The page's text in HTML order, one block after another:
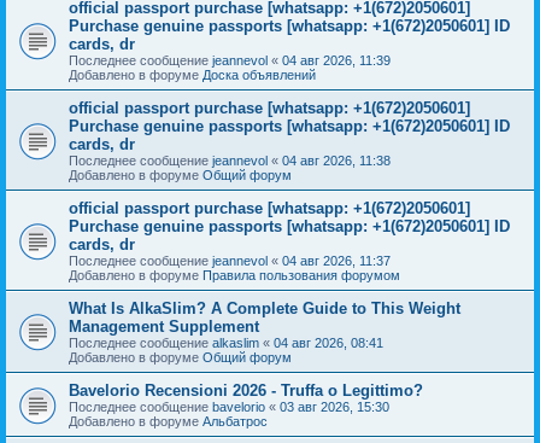
official passport purchase [whatsapp: +1(672)2050601]
Purchase genuine passports [whatsapp: +1(672)2050601] ID
cards, dr
Последнее сообщение jeannevol « 04 авг 2026, 11:39
Добавлено в форуме Доска объявлений
official passport purchase [whatsapp: +1(672)2050601]
Purchase genuine passports [whatsapp: +1(672)2050601] ID
cards, dr
Последнее сообщение jeannevol « 04 авг 2026, 11:38
Добавлено в форуме Общий форум
official passport purchase [whatsapp: +1(672)2050601]
Purchase genuine passports [whatsapp: +1(672)2050601] ID
cards, dr
Последнее сообщение jeannevol « 04 авг 2026, 11:37
Добавлено в форуме Правила пользования форумом
What Is AlkaSlim? A Complete Guide to This Weight
Management Supplement
Последнее сообщение alkaslim « 04 авг 2026, 08:41
Добавлено в форуме Общий форум
Bavelorio Recensioni 2026 - Truffa o Legittimo?
Последнее сообщение bavelorio « 03 авг 2026, 15:30
Добавлено в форуме Альбатрос